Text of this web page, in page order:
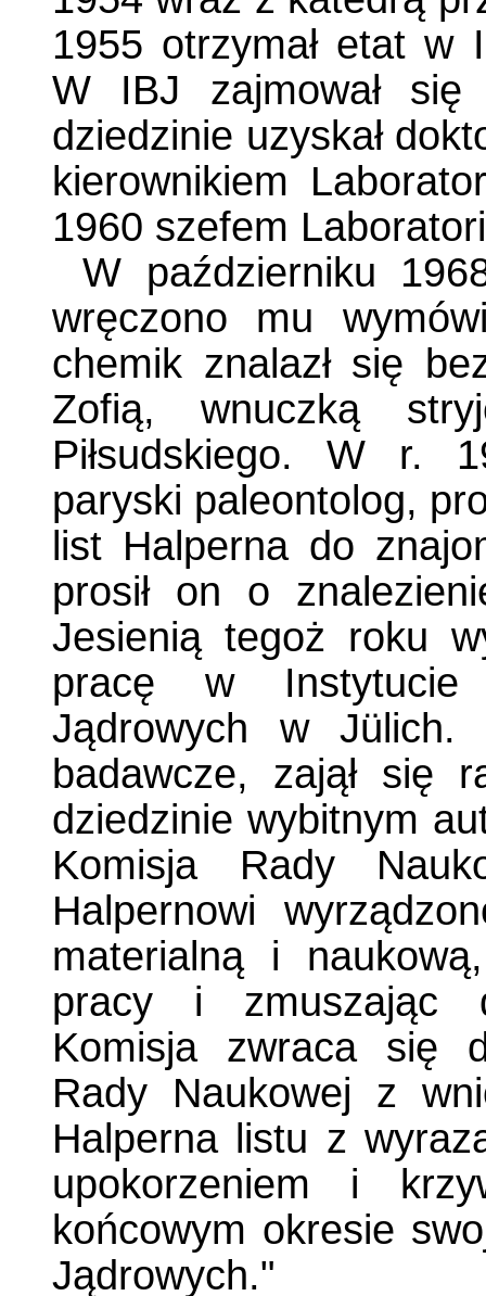
1955 otrzymał etat w
W IBJ zajmował
dziedzinie uzyskał
kierownikiem
1960 szefem
W październiku
wręczono mu
chemik znalazł się
Zofią, wnuczką
Piłsudskiego. W r.
paryski paleontolog,
list Halperna do
prosił on o
Jesienią tegoż roku
pracę w Instytucie
Jądrowych w Jülich.
badawcze, zajął się
dziedzinie wybitnym
Komisja Rady
Halpernowi
materialną i
pracy i zmuszając
Komisja zwraca się
Rady Naukowej z
Halperna listu z
upokorzeniem i
końcowym okresie
Jądrowych."